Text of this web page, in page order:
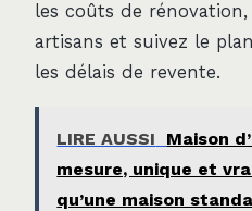
les coûts de
artisans et suivez le
les délais de revente.
LIRE AUSSI
Maison
mesure, unique et
qu’une maison